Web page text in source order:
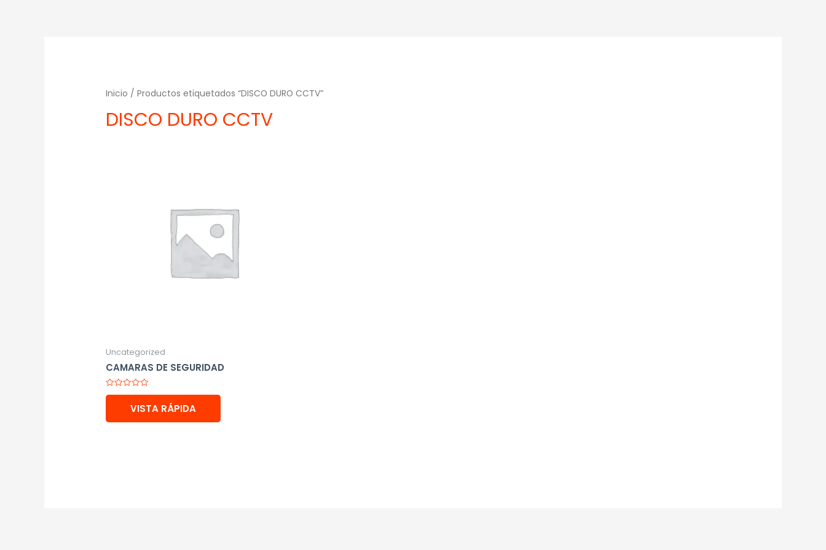
Inicio / Productos etiquetados “DISCO DURO CCTV”
DISCO DURO CCTV
Uncategorized
CAMARAS DE SEGURIDAD
Valorado
5
VISTA RÁPIDA